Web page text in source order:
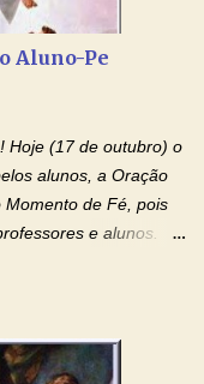
Seu Nome, peço
para trás através das
árvore
e vivificante,
Aluno-Pe
Hoje (17 de outubro) o
alunos, a Oração
de Fé, pois
e alunos.
da prova. Confie no
Nossa Senhora.